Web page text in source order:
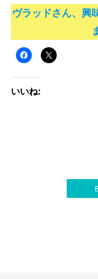
ヴラッドさん、興
いいね: